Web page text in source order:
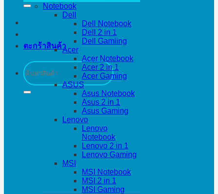
ตะกร้าสินค้า
ค้นหา:
Notebook
Dell
Dell Notebook
Dell 2 in 1
Dell Gamiing
Acer
Acer Notebook
Acer 2 in 1
Acer Gaming
ASUS
Asus Notebook
Asus 2 in 1
Asus Gaming
Lenovo
Lenovo
Notebook
Lenovo 2 in 1
Lenovo Gaming
MSI
MSI Notebook
MSI 2 in 1
MSI Gaming